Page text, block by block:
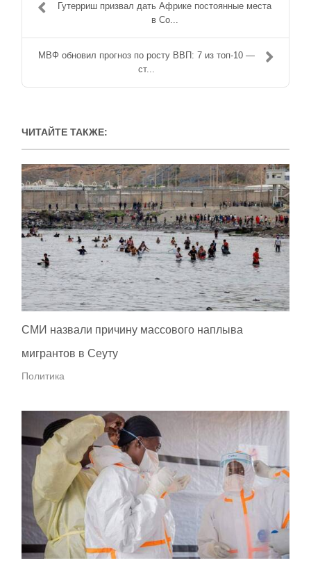
Гутерриш призвал дать Африке постоянные места
в Со...
МВФ обновил прогноз по росту ВВП: 7 из топ-10 —
ст...
ЧИТАЙТЕ ТАКЖЕ:
СМИ назвали причину массового наплыва
мигрантов в Сеуту
Политика